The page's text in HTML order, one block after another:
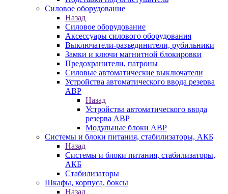
Силовое оборудование
Назад
Силовое оборудование
Аксессуары силового оборудования
Выключатели-разъединители, рубильники
Замки и ключи магнитной блокировки
Предохранители, патроны
Силовые автоматические выключатели
Устройства автоматического ввода резерва
АВР
Назад
Устройства автоматического ввода
резерва АВР
Модульные блоки АВР
Системы и блоки питания, стабилизаторы, АКБ
Назад
Системы и блоки питания, стабилизаторы,
АКБ
Стабилизаторы
Шкафы, корпуса, боксы
Назад